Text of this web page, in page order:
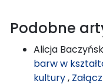
Podobne
Alicja
barw w
kultury,